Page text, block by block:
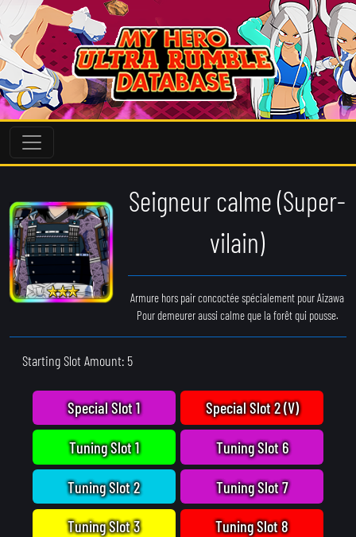
Seigneur calme (Super-
vilain)
Armure hors pair concoctée spécialement pour Aizawa
Pour demeurer aussi calme que la forêt qui pousse.
Starting Slot Amount: 5
Special Slot 1
Tuning Slot 1
Tuning Slot 2
Tuning Slot 3
Special Slot 2 (V)
Tuning Slot 6
Tuning Slot 7
Tuning Slot 8